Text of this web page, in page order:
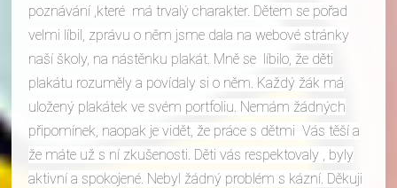
poznávání ,které má trvalý charakter. Dětem se pořad
velmi líbil, zprávu o něm jsme dala na webové stránky
naší školy, na nástěnku plakát. Mně se líbilo, že děti
plakátu rozuměly a povídaly si o něm. Každý žák má
uložený plakátek ve svém portfoliu. Nemám žádných
připomínek, naopak je vidět, že práce s dětmi Vás těší a
že máte už s ní zkušenosti. Děti vás respektovaly , byly
aktivní a spokojené. Nebyl žádný problém s kázní. Děkuji